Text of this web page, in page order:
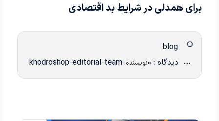
برای همدلی در شرایط بد اقتصادی
دیدگاه : 0 نویسنده: khodroshop-editorial-team